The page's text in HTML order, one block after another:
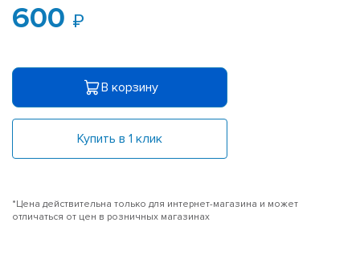
600
В корзину
Купить в 1 клик
*Цена действительна только для интернет-магазина и может
отличаться от цен в розничных магазинах